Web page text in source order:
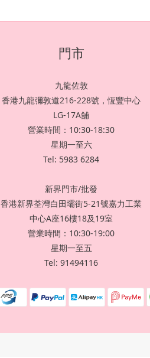
門市
九龍佐敦
香港九龍彌敦道216-228號，恆豐中心
LG-17A舖
營業時間：10:30-18:30
星期一至六
Tel: 5983 6284
新界門市/批發
香港新界荃灣白田壩街5-21號嘉力工業
中心A座16樓18及19室
營業時間：10:30-19:00
星期一至五
Tel: 91494116